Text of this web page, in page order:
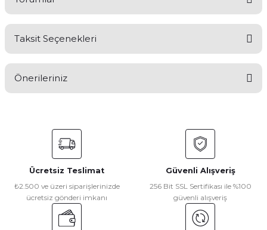
Yorum Yaz
Taksit Seçenekleri
Önerileriniz
konularda yetersiz gördüğünüz noktaları öneri formunu
kullanarak tarafımıza iletebilirsiniz.
Görüş ve önerileriniz için teşekkür ederiz.
Ürün resmi kalitesiz, bozuk veya görüntülenemiyor.
Ürün açıklamasında eksik bilgiler bulunuyor.
Ürün bilgilerinde hatalar bulunuyor.
Ücretsiz Teslimat
₺2.500 ve üzeri siparişlerinizde
ücretsiz gönderi imkanı
Güvenli Alışveriş
256 Bit SSL Sertifikası ile %100
güvenli alışveriş